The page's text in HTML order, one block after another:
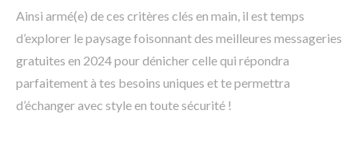
Ainsi armé(e) de ces critères clés en main, il est temps
d’explorer le paysage foisonnant des meilleures messageries
gratuites en 2024 pour dénicher celle qui répondra
parfaitement à tes besoins uniques et te permettra
d’échanger avec style en toute sécurité !